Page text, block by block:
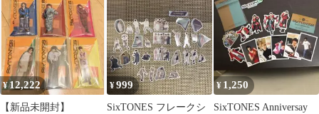
¥12,222
【新品未開封】
¥999
SixTONES フレークシ
¥ 1,250
SixTONES Anniversay